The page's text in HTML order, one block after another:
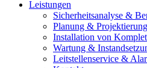
Leistungen
Sicherheitsanalyse &
Planung & Projektierung​
Installation von
Wartung &
Leitstellenservice &